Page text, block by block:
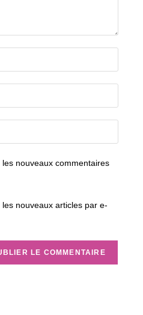
nouveaux commentaires
nouveaux articles par e-